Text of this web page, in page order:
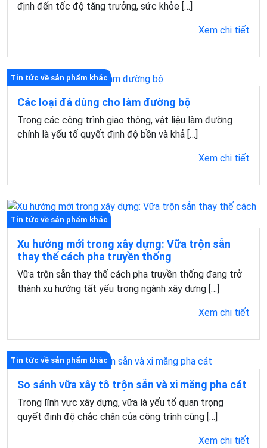
định đến tốc độ tăng trưởng, sức khỏe […]
Xem chi tiết
Tin tức về sản phẩm khác
Các loại đá dùng cho làm đường bộ
Trong các công trình giao thông, vật liệu làm đường
chính là yếu tố quyết định độ bền và khả […]
Xem chi tiết
Tin tức về sản phẩm khác
Xu hướng mới trong xây dựng: Vữa trộn sẵn
thay thế cách pha truyền thống
Vữa trộn sẵn thay thế cách pha truyền thống đang trở
thành xu hướng tất yếu trong ngành xây dựng […]
Xem chi tiết
Tin tức về sản phẩm khác
So sánh vữa xây tô trộn sẵn và xi măng pha cát
Trong lĩnh vực xây dựng, vữa là yếu tố quan trọng
quyết định độ chắc chắn của công trình cũng […]
Xem chi tiết